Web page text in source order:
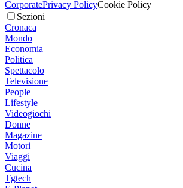
CorporatePrivacy PolicyCookie Policy
Sezioni
Cronaca
Mondo
Economia
Politica
Spettacolo
Televisione
People
Lifestyle
Videogiochi
Donne
Magazine
Motori
Viaggi
Cucina
Tgtech